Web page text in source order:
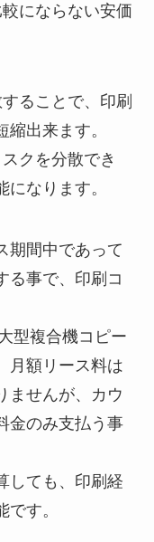
にならない安価
ることで、印刷
出来ます。
クを分散でき
なります。
期間中であって
る事で、印刷コ
型複合機コピー
月額リース料は
ませんが、カウ
金のみ支払う事
しても、印刷経
す。